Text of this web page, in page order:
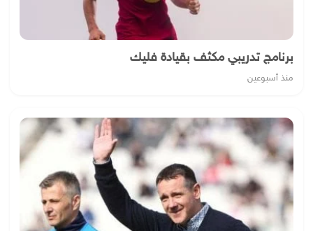
برنامج تدريبي مكثف بقيادة فليك
منذ أسبوعين